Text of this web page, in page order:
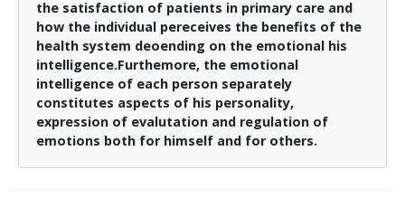
the satisfaction of patients in primary care and
how the individual pereceives the benefits of the
health system deoending on the emotional his
intelligence.Furthemore, the emotional
intelligence of each person separately
constitutes aspects of his personality,
expression of evalutation and regulation of
emotions both for himself and for others.